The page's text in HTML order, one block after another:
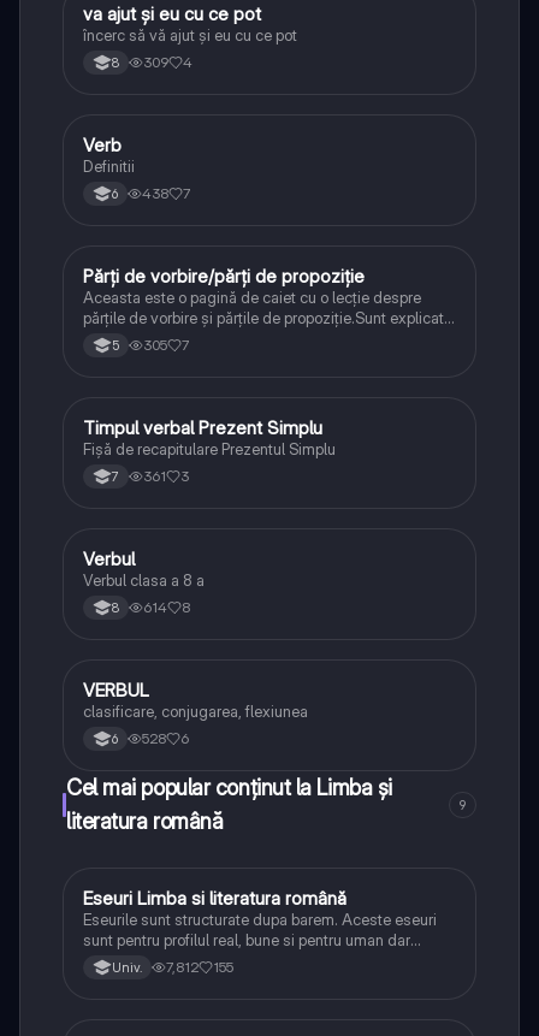
Limba și literatura română
va ajut și eu cu ce pot
încerc să vă ajut și eu cu ce pot
8 309 4
Limba și literatura română
Verb
Definitii
6 438 7
Limba și literatura română
Părți de vorbire/părți de propoziție
Aceasta este o pagină de caiet cu o lecție despre
părțile de vorbire și părțile de propoziție.Sunt explicate
subiectul, atributul, substantivul și verbul,cu definiții
clare și exemple.Textul este organizat, colorat și scris
5 305 7
Limba și literatura română
Timpul verbal Prezent Simplu
Fișă de recapitulare Prezentul Simplu
7 361 3
Limba și literatura română
Verbul
Verbul clasa a 8 a
8 614 8
Limba și literatura română
VERBUL
clasificare, conjugarea, flexiunea
6 528 6
Cel mai popular conținut la Limba și
literatura română
9
Limba și literatura română
Eseuri Limba si literatura română
Eseurile sunt structurate dupa barem. Aceste eseuri
sunt pentru profilul real, bune si pentru uman dar
lipsesc relatiile dintre personaje si caracrerizarile.
Univ. 7,812 155